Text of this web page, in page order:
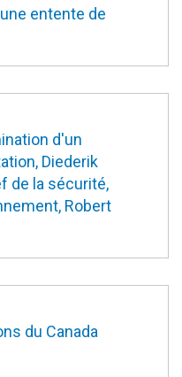
entente de
d'un
Diederik
de la sécurité,
Robert
du Canada